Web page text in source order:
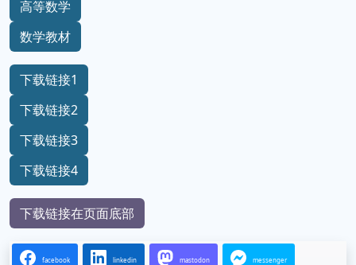
高等数学
数学教材
下载链接1
下载链接2
下载链接3
下载链接4
下载链接在页面底部
facebook linkedin mastodon messenger